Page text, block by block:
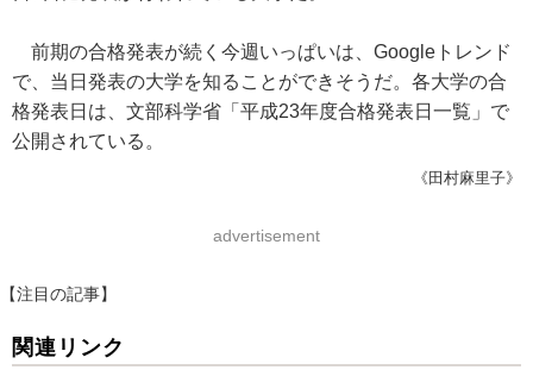
前期の合格発表が続く今週いっぱいは、Googleトレンド
で、当日発表の大学を知ることができそうだ。各大学の合
格発表日は、文部科学省「平成23年度合格発表日一覧」で
公開されている。
《田村麻里子》
advertisement
【注目の記事】
関連リンク